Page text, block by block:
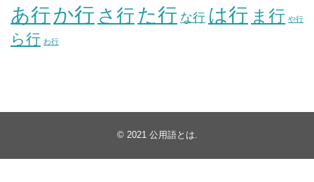
あ行か行 さ行た行 な行 は行 ま行 や行
ら行 わ行
© 2021 公用語とは.